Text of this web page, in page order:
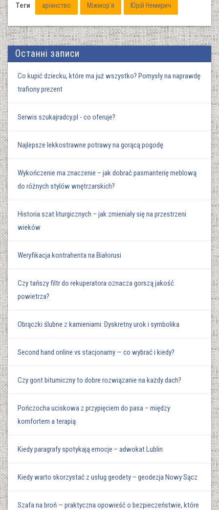
Теги аріянство Міжмор'я Юрій Немирич
Останні записи
Co kupić dziecku, które ma już wszystko? Pomysły na naprawdę
trafiony prezent
Serwis szukajradcy.pl - co oferuje?
Najlepsze lekkostrawne potrawy na gorącą pogodę
Wykończenie ma znaczenie – jak dobrać pasmanterię meblową
do różnych stylów wnętrzarskich?
Historia szat liturgicznych – jak zmieniały się na przestrzeni
wieków
Weryfikacja kontrahenta na Białorusi
Czy tańszy filtr do rekuperatora oznacza gorszą jakość
powietrza?
Obrączki ślubne z kamieniami: Dyskretny urok i symbolika
Second hand online vs stacjonarny — co wybrać i kiedy?
Czy gont bitumiczny to dobre rozwiązanie na każdy dach?
Pończocha uciskowa z przypięciem do pasa – między
komfortem a terapią
Kiedy paragrafy spotykają emocje – adwokat Lublin
Kiedy warto skorzystać z usług geodety – geodezja Nowy Sącz
Szafa na broń — praktyczna opowieść o bezpieczeństwie, które